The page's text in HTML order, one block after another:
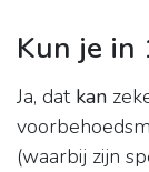
Kun je in
Ja, dat kan
(waarbij zijn